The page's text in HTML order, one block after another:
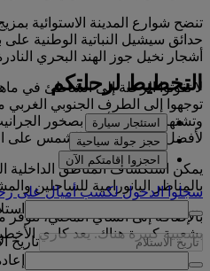
تنضح شوارع المدينة الاستوائية
حدائق سيشيل النباتية الوطنية
أشجار نخيل جوز الهند البحري
لا تفوتوا الرحلة إلى الشاطئ في
توجهوا إلى الطرف الجنوبي
وتشتهر الجزيرة أيضا بصخور
لأفضل مناظر غروب الشمس على
يمكن استكشاف المناطق
بالمناظر البانورامية
بالإضافة إلى الشاي المحلي، تتوفر
بشعبية كبيرة هناك. يعد كاري
التخطيط لرحلتكم
استئجار سيارة
حجز جولة سياحية
احجزوا إقامتكم الآن
سجلوا الدخول لكسب أميالٍ على
تاريخ